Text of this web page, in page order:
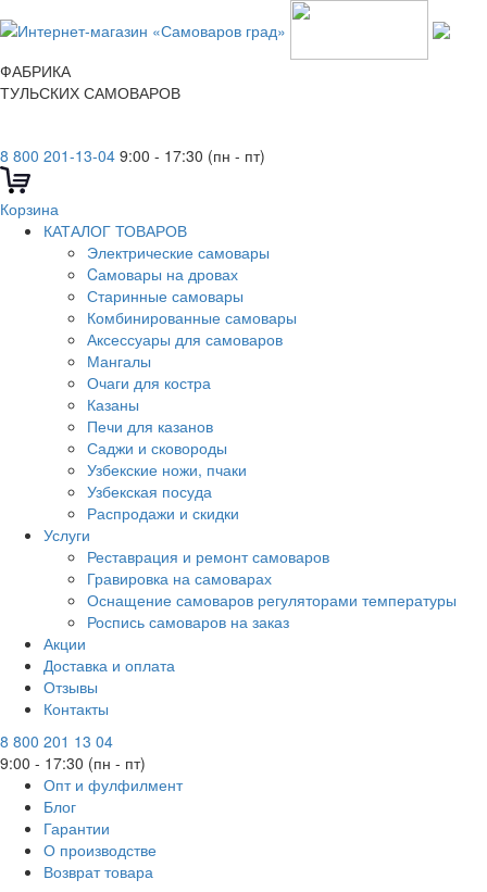
ФАБРИКА
ТУЛЬСКИХ САМОВАРОВ
8 800 201-13-04 9:00 - 17:30 (пн - пт)
Корзина
КАТАЛОГ ТОВАРОВ
Электрические самовары
Cамовары на дровах
Старинные самовары
Комбинированные самовары
Аксессуары для самоваров
Мангалы
Очаги для костра
Казаны
Печи для казанов
Саджи и сковороды
Узбекские ножи, пчаки
Узбекская посуда
Распродажи и скидки
Услуги
Реставрация и ремонт самоваров
Гравировка на самоварах
Оснащение самоваров регуляторами температуры
Роспись самоваров на заказ
Акции
Доставка и оплата
Отзывы
Контакты
8 800 201 13 04
9:00 - 17:30 (пн - пт)
Опт и фулфилмент
Блог
Гарантии
О производстве
Возврат товара